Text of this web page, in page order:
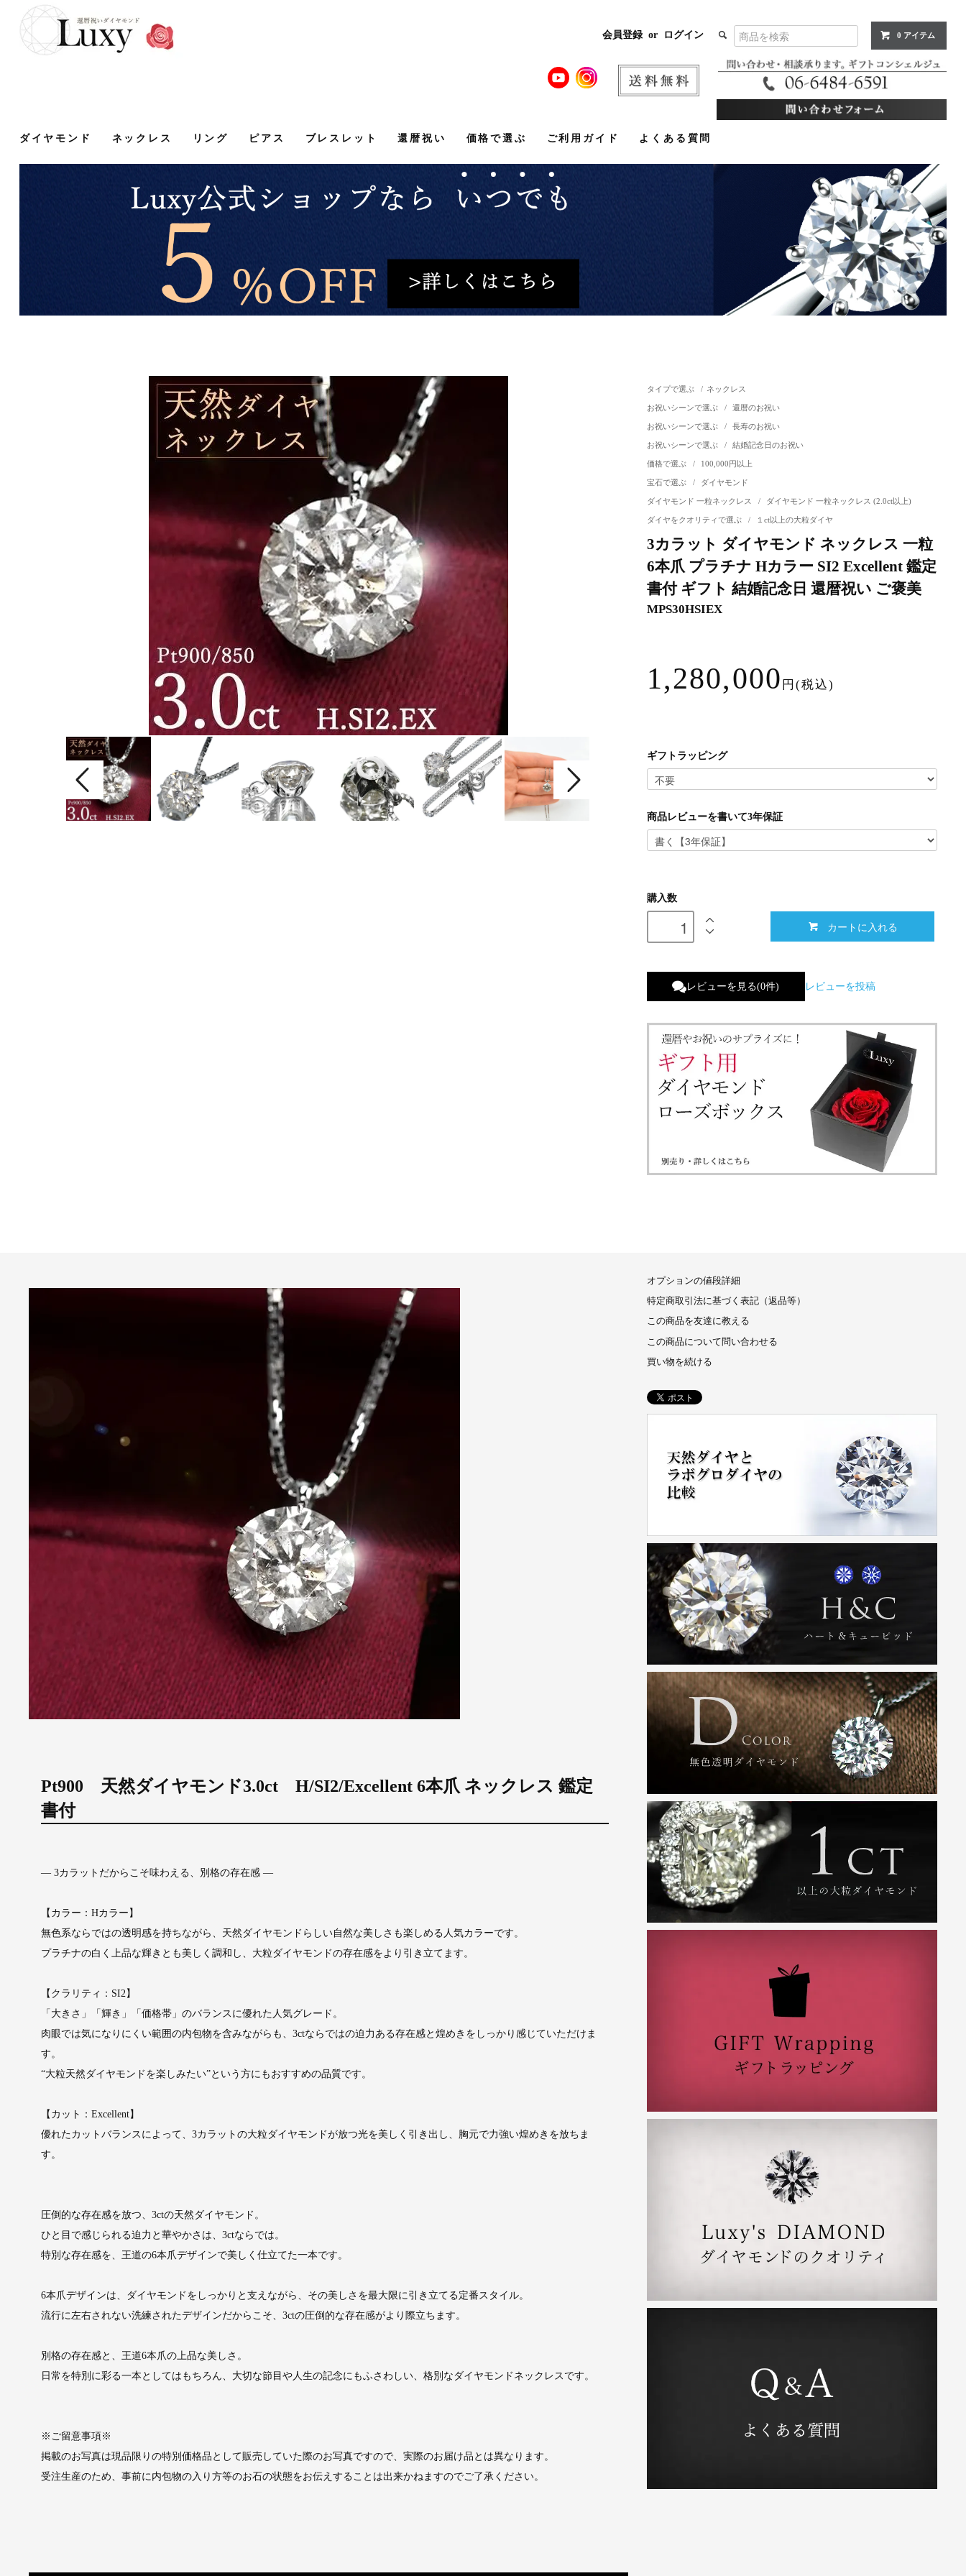
会員登録 or ログイン 0 アイテム
ダイヤモンド ネックレス リング ピアス ブレスレット 還暦祝い 価格で選ぶ ご利用ガイド よくある質問
タイプで選ぶ / ネックレス
お祝いシーンで選ぶ / 還暦のお祝い
お祝いシーンで選ぶ / 長寿のお祝い
お祝いシーンで選ぶ / 結婚記念日のお祝い
価格で選ぶ / 100,000円以上
宝石で選ぶ / ダイヤモンド
ダイヤモンド 一粒ネックレス / ダイヤモンド 一粒ネックレス (2.0ct以上)
ダイヤをクオリティで選ぶ / １ct以上の大粒ダイヤ
3カラット ダイヤモンド ネックレス 一粒
6本爪 プラチナ Hカラー SI2 Excellent 鑑定
書付 ギフト 結婚記念日 還暦祝い ご褒美
MPS30HSIEX
1,280,000 円(税込)
ギフトラッピング
商品レビューを書いて3年保証
購入数
カートに入れる
レビューを見る(0件) レビューを投稿
Pt900 天然ダイヤモンド3.0ct H/SI2/Excellent 6本爪 ネックレス 鑑定
書付
― 3カラットだからこそ味わえる、別格の存在感 ―
【カラー：Hカラー】
無色系ならではの透明感を持ちながら、天然ダイヤモンドらしい自然な美しさも楽しめる人気カラーです。
プラチナの白く上品な輝きとも美しく調和し、大粒ダイヤモンドの存在感をより引き立てます。
【クラリティ：SI2】
「大きさ」「輝き」「価格帯」のバランスに優れた人気グレード。
肉眼では気になりにくい範囲の内包物を含みながらも、3ctならではの迫力ある存在感と煌めきをしっかり感じていただけま
す。
“大粒天然ダイヤモンドを楽しみたい”という方にもおすすめの品質です。
【カット：Excellent】
優れたカットバランスによって、3カラットの大粒ダイヤモンドが放つ光を美しく引き出し、胸元で力強い煌めきを放ちま
す。
圧倒的な存在感を放つ、3ctの天然ダイヤモンド。
ひと目で感じられる迫力と華やかさは、3ctならでは。
特別な存在感を、王道の6本爪デザインで美しく仕立てた一本です。
6本爪デザインは、ダイヤモンドをしっかりと支えながら、その美しさを最大限に引き立てる定番スタイル。
流行に左右されない洗練されたデザインだからこそ、3ctの圧倒的な存在感がより際立ちます。
別格の存在感と、王道6本爪の上品な美しさ。
日常を特別に彩る一本としてはもちろん、大切な節目や人生の記念にもふさわしい、格別なダイヤモンドネックレスです。
※ご留意事項※
掲載のお写真は現品限りの特別価格品として販売していた際のお写真ですので、実際のお届け品とは異なります。
受注生産のため、事前に内包物の入り方等のお石の状態をお伝えすることは出来かねますのでご了承ください。
オプションの値段詳細
特定商取引法に基づく表記（返品等）
この商品を友達に教える
この商品について問い合わせる
買い物を続ける